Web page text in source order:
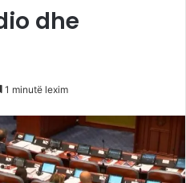
dhe
1 minutë lexim